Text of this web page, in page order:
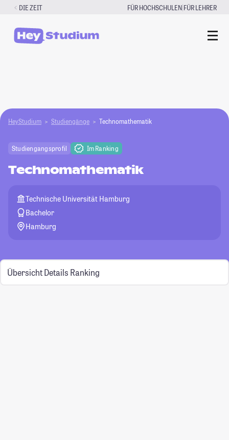
Zum
springen
DIE ZEIT FÜR HOCHSCHULEN|FÜR LEHRER
HeyStudium Studiengänge Technomathematik
Studiengangsprofil Im Ranking
Technomathematik
Technische Universität Hamburg
Bachelor
Hamburg
Übersicht Details Ranking